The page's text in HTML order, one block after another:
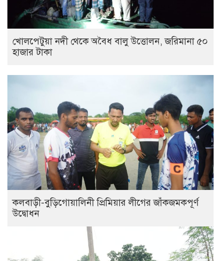
খোলপেটুয়া নদী থেকে অবৈধ বালু উত্তোলন, জরিমানা ৫০
হাজার টাকা
‎কলবাড়ী-বুড়িগোয়ালিনী প্রিমিয়ার লীগের জাঁকজমকপূর্ণ
উদ্বোধন